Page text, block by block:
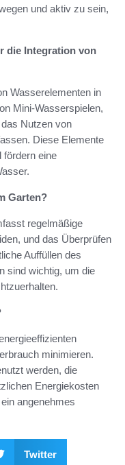
und aktiv zu sein,
die Integration von
Wasserelementen in
Mini-Wasserspielen,
Nutzen von
Diese Elemente
fördern eine
Garten?
regelmäßige
und das Überprüfen
Auffüllen des
sind wichtig, um die
minimieren.
werden, die
Energiekosten
angenehmes
Twitter